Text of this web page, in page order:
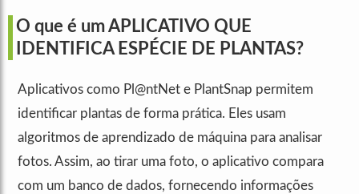
O que é um APLICATIVO QUE
IDENTIFICA ESPÉCIE DE PLANTAS?
Aplicativos como Pl@ntNet e PlantSnap permitem
identificar plantas de forma prática. Eles usam
algoritmos de aprendizado de máquina para analisar
fotos. Assim, ao tirar uma foto, o aplicativo compara
com um banco de dados, fornecendo informações